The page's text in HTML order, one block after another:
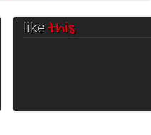
likethis